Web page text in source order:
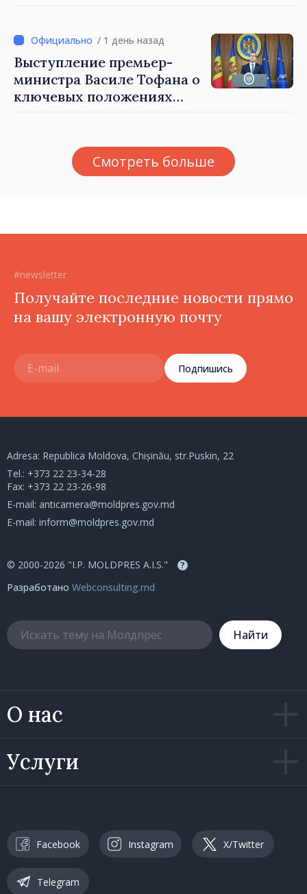
/ 1 день назад
Выступление премьер-
министра Василе Тофана о
ключевых положениях
Смотреть больше
#newsletter
Получайте последние новости прямо
на вашу электронную почту
Подпишись
О нас
Услуги
Adresa: Republica Moldova, Chișinău, str.Puskin, 22
Tel.: +373 22 23-34-28
Fax: +373 22 23-26-98
E-mail: anticamera@moldpres.gov.md
E-mail: inform@moldpres.gov.md
© 2000-2026 "I.P. MOLDPRES A.I.S." ?
Разработано Webconsulting.md
Hайти
Facebook Instagram X/Twitter
Telegram